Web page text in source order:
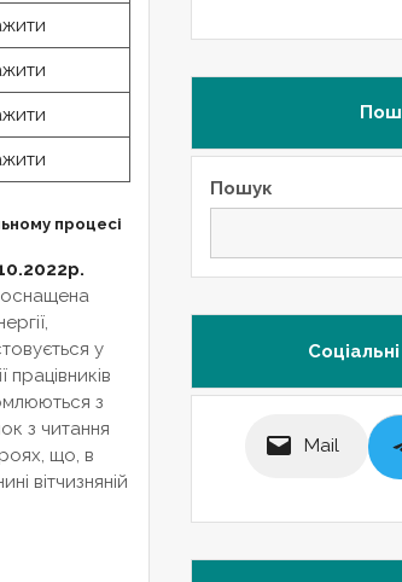
процесі
оснащена
у
з
з читання
що, в
вітчизняній
Пошук
Mail